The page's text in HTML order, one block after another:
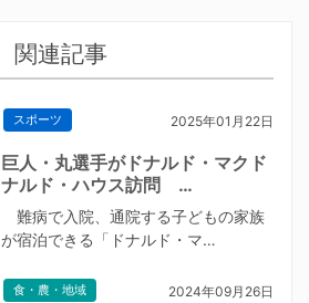
関連記事
スポーツ 2025年01月22日
巨人・丸選手がドナルド・マクド
ナルド・ハウス訪問 …
難病で入院、通院する子どもの家族
が宿泊できる「ドナルド・マ…
食・農・地域 2024年09月26日